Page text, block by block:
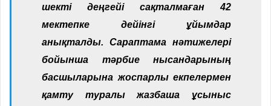
шекті деңгейі сақталмаған 42
мектепке дейінгі ұйымдар
анықталды. Сараптама нәтижелері
бойынша тәрбие нысандарының
басшыларына жоспарлы екпелермен
қамту туралы жазбаша ұсыныс